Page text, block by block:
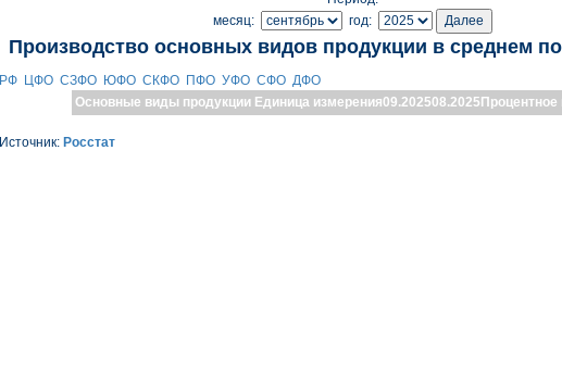
месяц:
год:
Производство основных видов продукции в среднем по
РФ ЦФО СЗФО ЮФО СКФО ПФО УФО СФО ДФО
Основные виды продукции Единица измерения09.202508.2025 Процентное
Источник: Росстат